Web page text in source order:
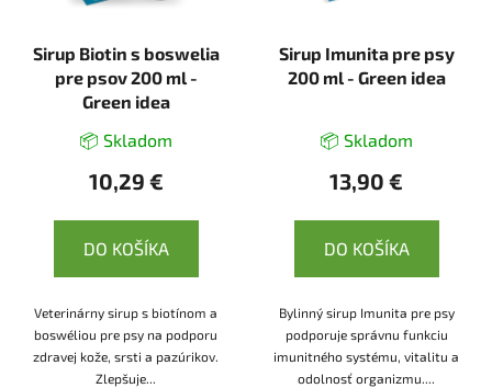
Sirup Biotin s boswelia
pre psov 200 ml -
Green idea
📦 Skladom
10,29 €
DO KOŠÍKA
Veterinárny sirup s biotínom a
boswéliou pre psy na podporu
zdravej kože, srsti a pazúrikov.
Zlepšuje...
Sirup Imunita pre psy
200 ml - Green idea
📦 Skladom
13,90 €
DO KOŠÍKA
Bylinný sirup Imunita pre psy
podporuje správnu funkciu
imunitného systému, vitalitu a
odolnosť organizmu....